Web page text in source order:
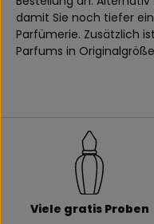
damit Sie noch tiefer
Parfümerie. Zusätzlich
Parfums in
Viele gratis Proben